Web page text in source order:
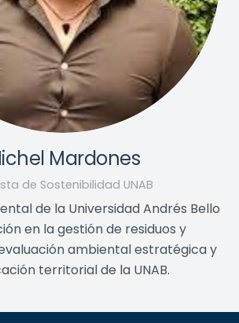
Mardones
de Sostenibilidad UNAB
de la Universidad Andrés Bello
en la gestión de residuos y
ambiental estratégica y
territorial de la UNAB.